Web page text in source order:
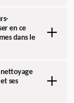
en ce
dans le
ses